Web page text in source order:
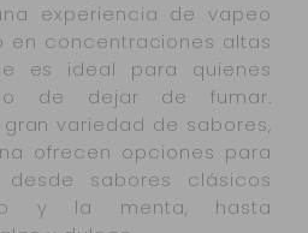
experiencia de vapeo
en concentraciones altas
es ideal para quienes
de dejar de fumar.
variedad de sabores,
ofrecen opciones para
sabores clásicos
y la menta, hasta